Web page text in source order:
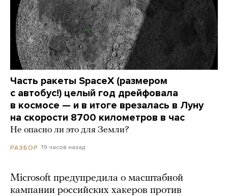
Часть ракеты SpaceX (размером
с автобус!) целый год дрейфовала
в космосе — и в итоге врезалась в Луну
на скорости 8700 километров в час
Не опасно ли это для Земли?
РАЗБОР 19 часов назад
Microsoft предупредила о масштабной
кампании российских хакеров против